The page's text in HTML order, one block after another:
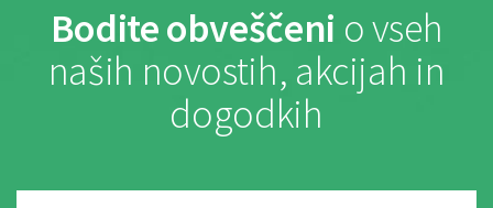
Bodite obveščeni o vseh
naših novostih, akcijah in
dogodkih